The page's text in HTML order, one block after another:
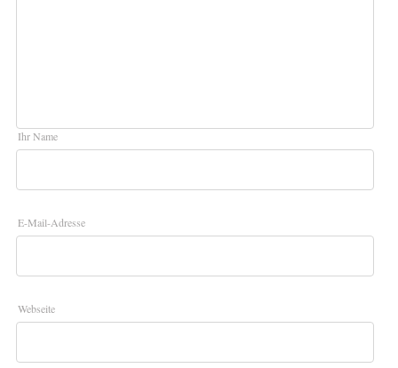
Ihr Name
E-Mail-Adresse
Webseite